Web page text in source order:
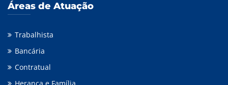
Áreas de Atuação
Trabalhista
Bancária
Contratual